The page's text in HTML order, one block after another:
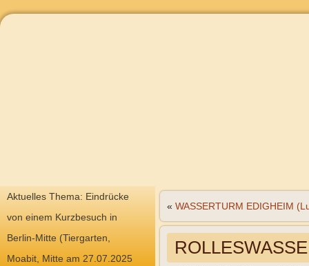
Aktuelles Thema: Eindrücke
von einem Kurzbesuch in
Berlin-Mitte (Tiergarten,
Moabit, Mitte am 27.07.2025
« WASSERTURM EDIGHEIM